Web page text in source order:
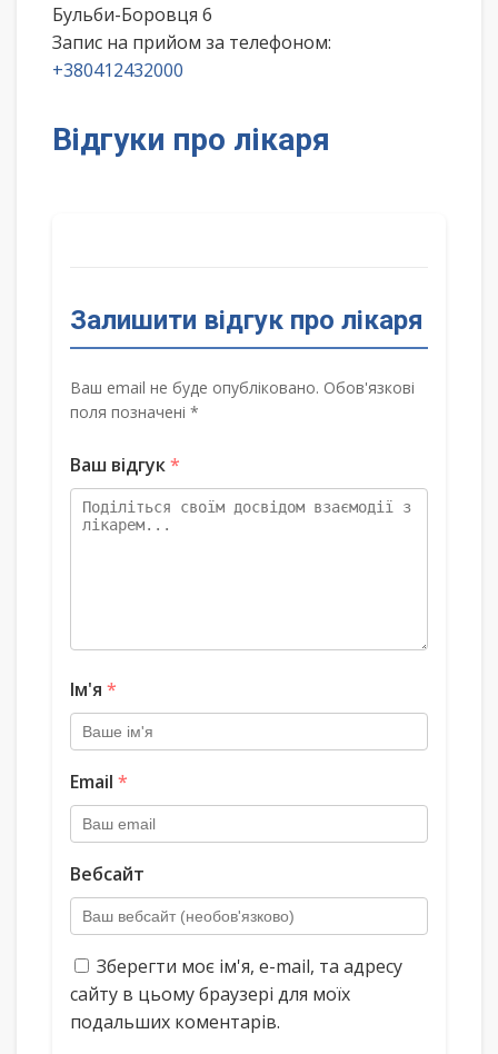
Бульби-Боровця 6
Запис на прийом за телефоном:
+380412432000
Відгуки про лікаря
Залишити відгук про лікаря
Ваш email не буде опубліковано. Обов'язкові
поля позначені *
Ваш відгук*
Ім'я *
Email *
Вебсайт
Зберегти моє ім'я, e-mail, та адресу
сайту в цьому браузері для моїх
подальших коментарів.